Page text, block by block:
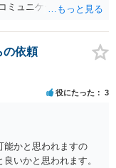
ミュニケーションサイ
虚言であり、単にあな
いです。 間に合えばよ
の依頼
役にたった 3
能かと思われますの
いかと思われます。